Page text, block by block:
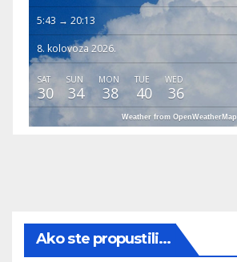
5:43 → 20:13
8. kolovoza 2026.
SAT
30
SUN
34
MON
38
TUE
40
WED
36
Weather from OpenWeatherMap
Ako ste propustili...